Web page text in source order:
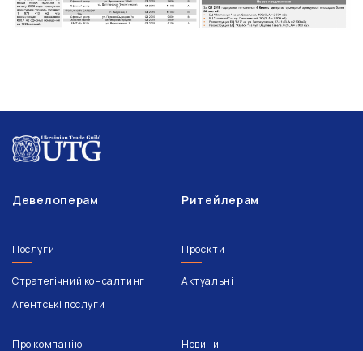
Девелоперам Ритейлерам
Послуги
Стратегічний консалтинг
Агентські послуги
Проєкти
Актуальні
Про компанію Новини